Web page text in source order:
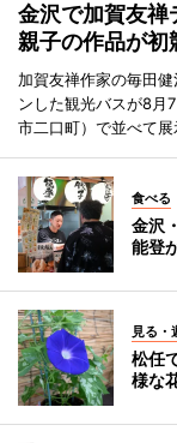
金沢で加賀友
親子の作品が初
加賀友禅作家の毎田
ンした観光バスが8月
市二口町）で並べて展
食べる
金沢
能登
見る・
松任
様な